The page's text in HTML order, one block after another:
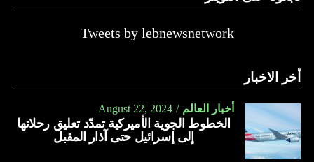
Tweets by lebnewsnetwork
أخر الاخبار
أخبار العالم August 22, 2024
الخطوط الجوية الأميركية تمدّد تعليق رحلاتها
إلى إسرائيل حتى آذار المقبل